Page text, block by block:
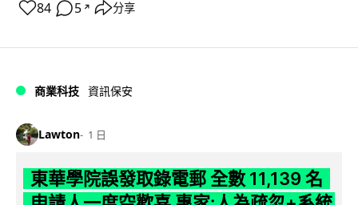
84 5 ↗ 分享
商業科技 資訊保安
Lawton 1 日
東華學院誤發取錄電郵 全數 11,139 名